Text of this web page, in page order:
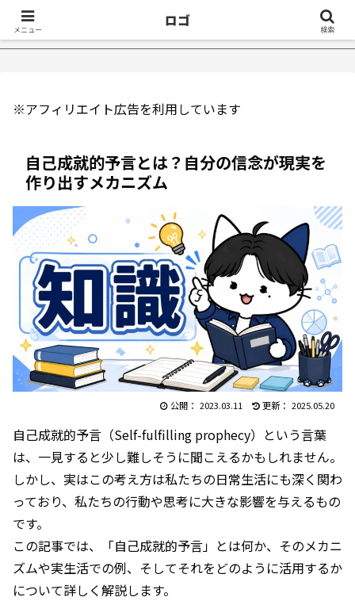
治ったきっかけ５選｜不眠症体験談 【18万再生】
※アフィリエイト広告を利用しています
自己成就的予言とは？自分の信念が現実を
作り出すメカニズム
2023.03.11 2025.05.20
自己成就的予言（Self-fulfilling prophecy）という言葉
は、一見すると少し難しそうに聞こえるかもしれません。
しかし、実はこの考え方は私たちの日常生活にも深く関わ
っており、私たちの行動や思考に大きな影響を与えるもの
です。
この記事では、「自己成就的予言」とは何か、そのメカニ
ズムや実生活での例、そしてそれをどのように活用するか
について詳しく解説します。
メニュー
ロゴ
検索